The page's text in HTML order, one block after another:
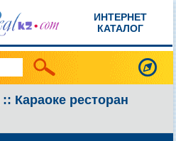
ИНТЕРНЕТ
КАТАЛОГ
:: Караоке ресторан